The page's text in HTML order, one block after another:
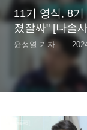
11기 영식, 8
졌잘싸" [나솔
윤성열 기자